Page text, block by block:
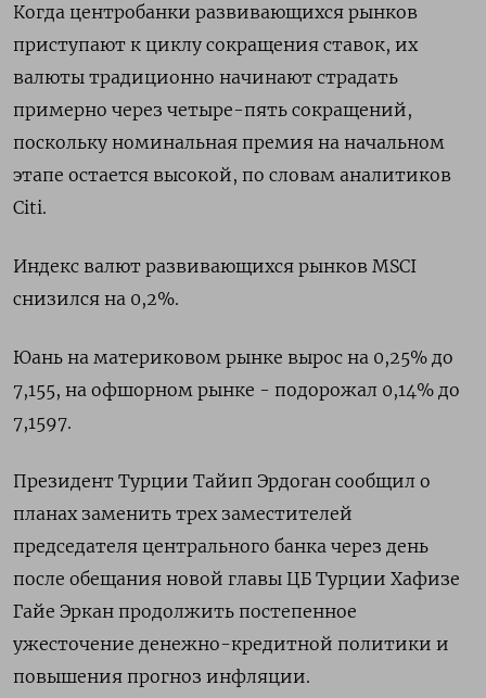
Когда центробанки развивающихся рынков
приступают к циклу сокращения ставок, их
валюты традиционно начинают страдать
примерно через четыре-пять сокращений,
поскольку номинальная премия на начальном
этапе остается высокой, по словам аналитиков
Citi.
Индекс валют развивающихся рынков MSCI
снизился на 0,2%.
Юань на материковом рынке вырос на 0,25% до​
7,155​, на офшорном рынке - подорожал 0,14% до
7,1597.
Президент Турции Тайип Эрдоган сообщил о
планах заменить трех заместителей
председателя центрального банка через день
после обещания новой главы ЦБ Турции Хафизе
Гайе Эркан продолжить постепенное
ужесточение денежно-кредитной политики и
повышения прогноз инфляции.